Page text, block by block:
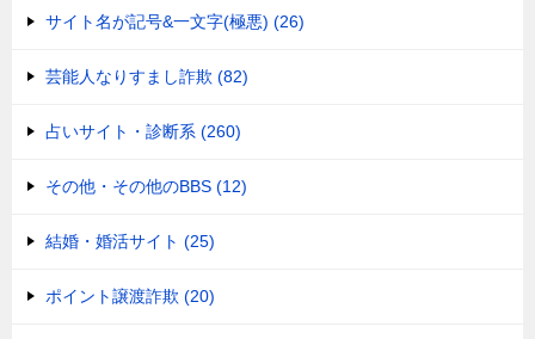
サイト名が記号&一文字(極悪) (26)
芸能人なりすまし詐欺 (82)
占いサイト・診断系 (260)
その他・その他のBBS (12)
結婚・婚活サイト (25)
ポイント譲渡詐欺 (20)